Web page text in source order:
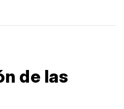
de las